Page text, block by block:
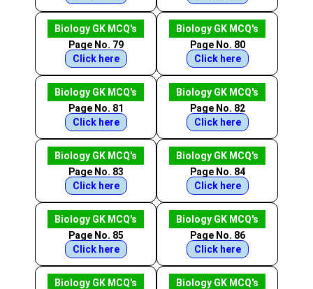
Biology GK MCQ's
Page No. 79
Click here
Biology GK MCQ's
Page No. 80
Click here
Biology GK MCQ's
Page No. 81
Click here
Biology GK MCQ's
Page No. 82
Click here
Biology GK MCQ's
Page No. 83
Click here
Biology GK MCQ's
Page No. 84
Click here
Biology GK MCQ's
Page No. 85
Click here
Biology GK MCQ's
Page No. 86
Click here
Biology GK MCQ's
Biology GK MCQ's